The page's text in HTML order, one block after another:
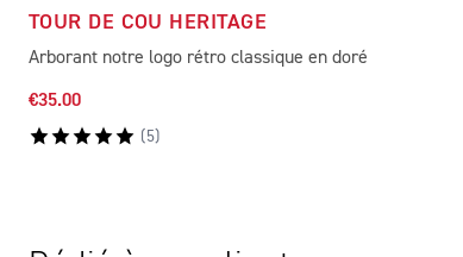
TOUR DE COU HERITAGE
Arborant notre logo rétro classique en doré
€35.00
( 5)